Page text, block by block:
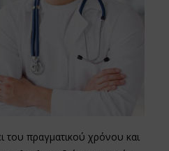
του πραγματικού χρόνου και